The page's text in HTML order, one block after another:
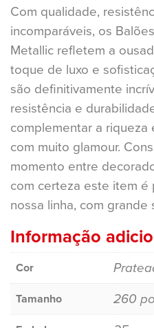
Com qualidade,
incomparáveis, os
Metallic refletem a
toque de luxo e
são definitivamente
resistência e
complementar a
com muito glamour.
momento entre
com certeza este item
nossa linha, com
Informação
Cor
Tamanho 260